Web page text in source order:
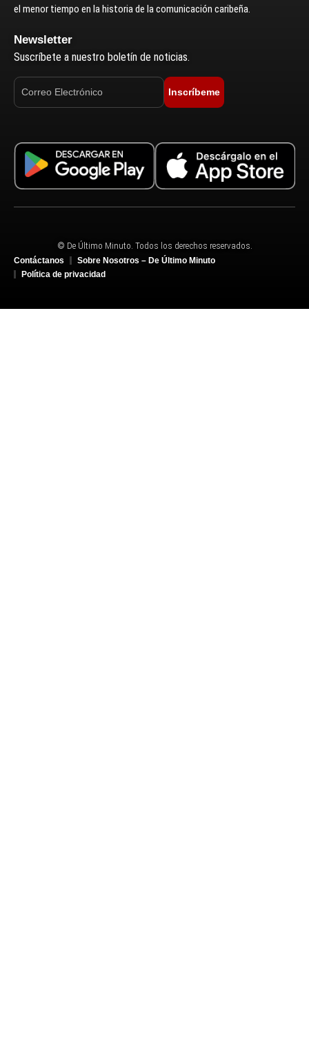
el menor tiempo en la historia de la comunicación caribeña.
Newsletter
Suscríbete a nuestro boletín de noticias.
Inscríbeme
© De Último Minuto. Todos los derechos reservados.
Contáctanos
Sobre Nosotros – De Último Minuto
Política de privacidad